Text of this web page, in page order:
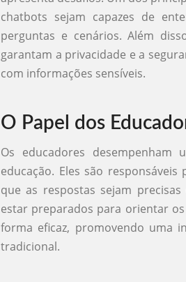
chatbots sejam capazes de
perguntas e cenários. Além
garantam a privacidade e a
com informações sensíveis.
O Papel dos
Os educadores
educação. Eles são
que as respostas sejam
estar preparados para orientar
forma eficaz, promovendo uma
tradicional.